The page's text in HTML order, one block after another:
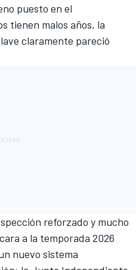
puesto en el
tienen malos años, la
claramente pareció
reforzado y mucho
a la temporada 2026
nuevo sistema